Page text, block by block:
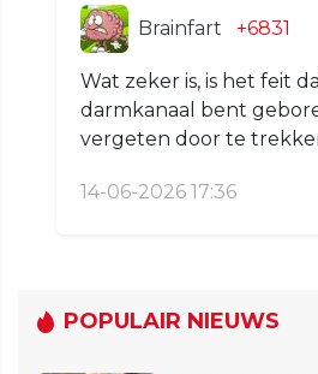
Brainfart +6831
Wat zeker is, is het feit
darmkanaal bent
vergeten door te
14-06-2026 17:36
POPULAIR NIEUWS